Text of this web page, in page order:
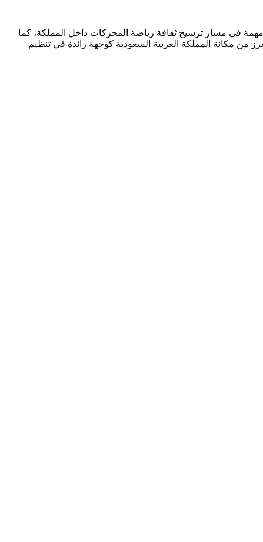
والأخيرة يوم الجمعة 13 يونيو المقبل، وتعد هذه البطولة خطوة مهمة في مسار ترسيخ ثقافة رياضة المحركات داخل المملكة، كما
من مكانة المملكة العربية السعودية كوجهة رائدة في تنظيم